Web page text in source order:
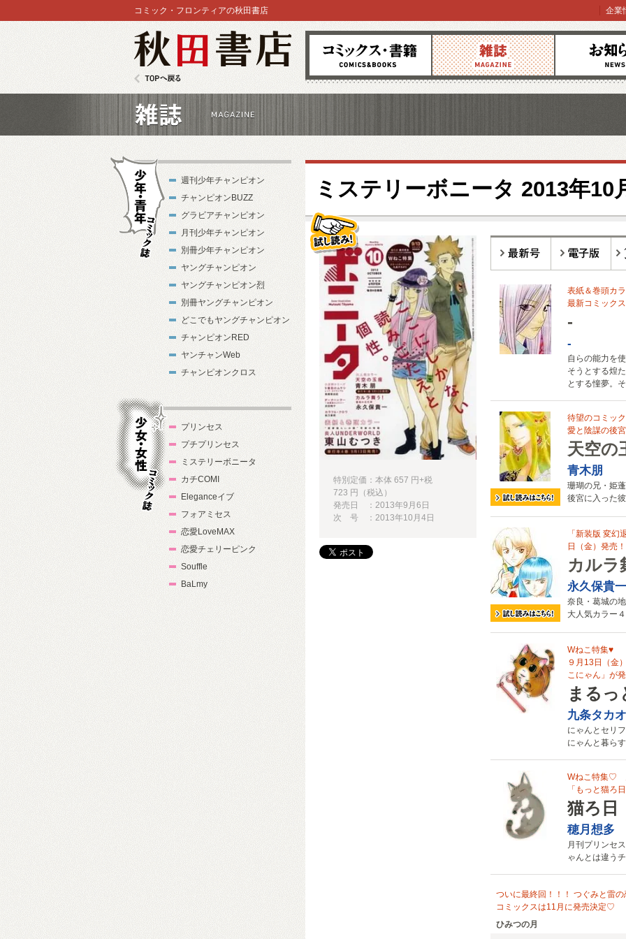
コミックス 雑誌 お知らせ
コミック・フロンティアの秋田書店 企業
ミステリーボニータ 2013年10
表紙＆巻頭カ
最新コミック
-
-
自らの能力を
そうとする煌
とする憧夢。
待望のコミッ
愛と陰謀の後
天空の
青木朋
珊瑚の兄・姫
後宮に入った
「新装版 変
日（金）発売！
カルラ
永久保貴一
奈良・葛城の
大人気カラー
Wねこ特集♥
９月13日（金
こにゃん」が
まるっ
九条タカ
にゃんとセリ
にゃんと暮ら
Wねこ特集♡
「もっと猫ろ
猫ろ日
穂月想多
月刊プリンセ
ゃんとは違う
ついに最終回！！！ つぐみと雷
コミックスは11月に発売決定♡
ひみつの月
試し読み!
特別定価：本体 657 円+税
723 円（税込）
発売日 ：2013年9月6日
次 号 ：2013年10月4日
週刊少年チャンピオン
チャンピオンBUZZ
グラビアチャンピオン
月刊少年チャンピオン
別冊少年チャンピオン
ヤングチャンピオン
ヤングチャンピオン烈
別冊ヤングチャンピオン
どこでもヤングチャンピオン
チャンピオンRED
ヤンチャンWeb
チャンピオンクロス
プリンセス
プチプリンセス
ミステリーボニータ
カチCOMI
Eleganceイブ
フォアミセス
恋愛LoveMAX
恋愛チェリーピンク
Souffle
BaLmy